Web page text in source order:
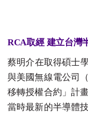
RCA取經 建立台灣
蔡明介在取得碩士
與美國無線電公司
移轉授權合約」 計
當時最新的半導體